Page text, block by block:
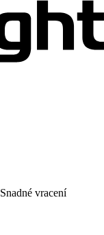
Snadné vracení